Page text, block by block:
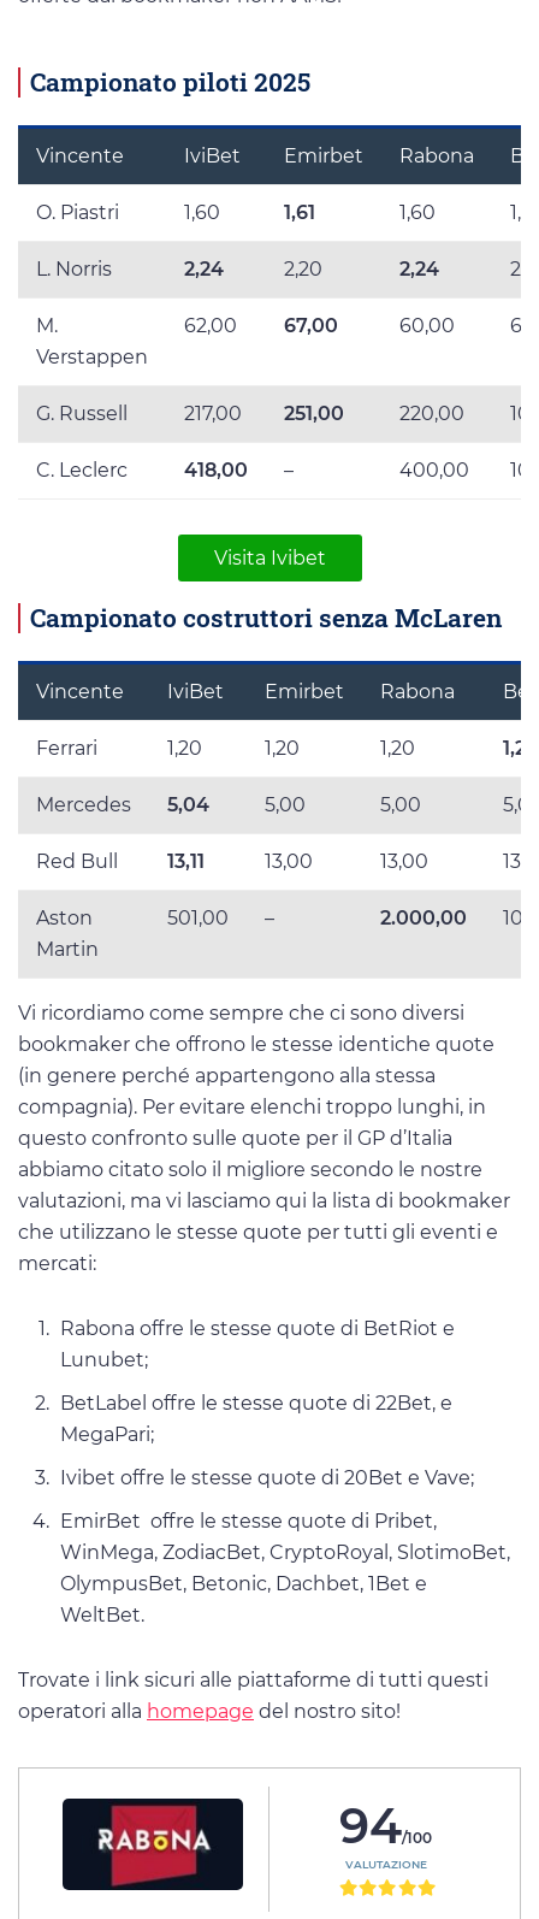
Campionato piloti 2025
Vincente IviBet Emirbet Rabona
O. Piastri 1,60 1,61 1,60
L. Norris 2,24 2,20 2,24
M.
Verstappen
62,00 67,00 60,00
G. Russell 217,00 251,00 220,00
C. Leclerc 418,00 – 400,00
Visita Ivibet
Campionato costruttori senza McLaren
Vincente IviBet Emirbet Rabona
Ferrari 1,20 1,20 1,20
Mercedes 5,04 5,00 5,00
Red Bull 13,11 13,00 13,00
Aston
Martin
501,00 – 2.000,00
Vi ricordiamo come sempre che ci sono diversi
bookmaker che offrono le stesse identiche quote
(in genere perché appartengono alla stessa
compagnia). Per evitare elenchi troppo lunghi, in
questo confronto sulle quote per il GP d’Italia
abbiamo citato solo il migliore secondo le nostre
valutazioni, ma vi lasciamo qui la lista di bookmaker
che utilizzano le stesse quote per tutti gli eventi e
mercati:
Rabona offre le stesse quote di BetRiot e
Lunubet;
BetLabel offre le stesse quote di 22Bet, e
MegaPari;
Ivibet offre le stesse quote di 20Bet e Vave;
EmirBet offre le stesse quote di Pribet,
WinMega, ZodiacBet, CryptoRoyal, SlotimoBet,
OlympusBet, Betonic, Dachbet, 1Bet e
WeltBet.
Trovate i link sicuri alle piattaforme di tutti questi
operatori alla homepage del nostro sito!
94/100
VALUTAZIONE